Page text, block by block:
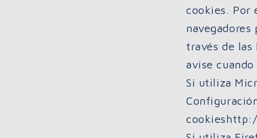
cookies. Por
través de las
avise
Si utiliza